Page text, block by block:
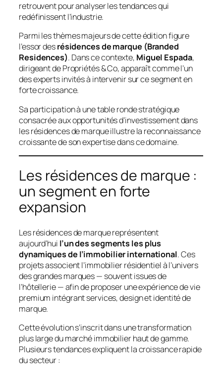
retrouvent pour analyser les tendances qui
redéfinissent l’industrie.
Parmi les thèmes majeurs de cette édition figure
l’essor desrésidences de marque (Branded
Residences). Dans ce contexte, Miguel Espada,
dirigeant de Propriétés & Co, apparaît comme l’un
des experts invités à intervenir sur ce segment en
forte croissance.
Sa participation à une table ronde stratégique
consacrée aux opportunités d’investissement dans
les résidences de marque illustre la reconnaissance
croissante de son expertise dans ce domaine.
Les résidences de marque :
un segment en forte
expansion
Les résidences de marque représentent
aujourd’hui l’un des segments les plus
dynamiques de l’immobilier international. Ces
projets associent l’immobilier résidentiel à l’univers
des grandes marques — souvent issues de
l’hôtellerie — afin de proposer une expérience de vie
premium intégrant services, design et identité de
marque.
Cette évolution s’inscrit dans une transformation
plus large du marché immobilier haut de gamme.
Plusieurs tendances expliquent la croissance rapide
du secteur :